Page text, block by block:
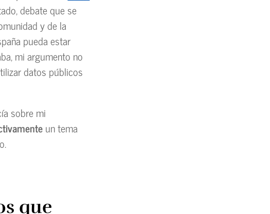
debate que se
y de la
pueda estar
mi argumento no
datos públicos
sobre mi
un tema
que